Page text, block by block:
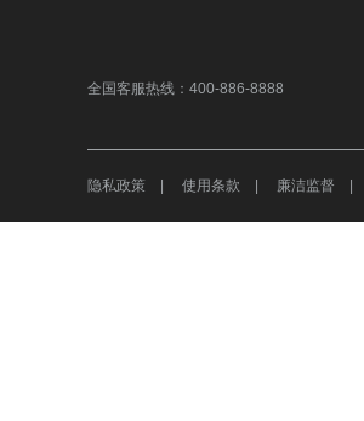
全国客服热线：400-886-8888
隐私政策 | 使用条款 | 廉洁监督 |